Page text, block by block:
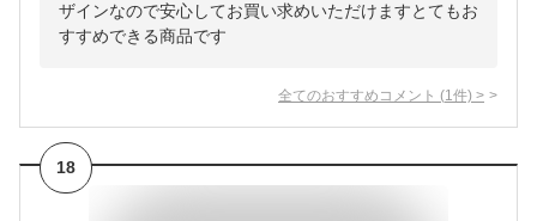
ザインなので安心してお買い求めいただけますとてもお
すすめできる商品です
全てのおすすめコメント (1 件) >
18